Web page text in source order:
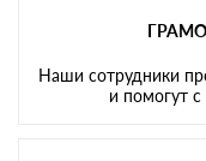
Наши сотрудники
и помогут